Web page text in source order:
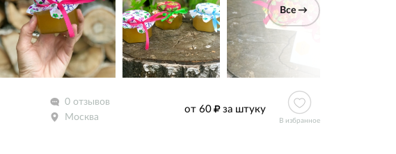
Все →
0 отзывов
Москва
от 60 за штуку
В избранное